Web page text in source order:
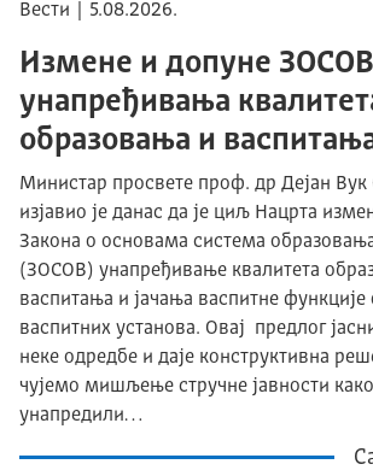
Вести | 5.08.2026.
Измене и допуне
унапређивања
образовања и
Министар просвете проф. др Дејан Вук
изјавио је данас да је циљ Нацрта
Закона о основама система
(ЗОСОВ) унапређивање квалитета
васпитања и јачања васпитне
васпитних установа. Овај предлог
неке одредбе и даје конструктивна
чујемо мишљење стручне јавности
унапредили…